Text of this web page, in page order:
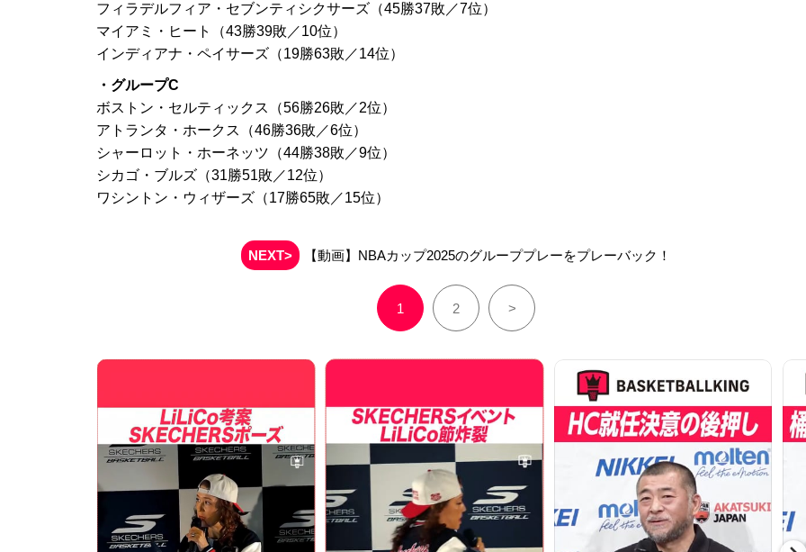
フィラデルフィア・セブンティシクサーズ（45勝37敗／7位）
マイアミ・ヒート（43勝39敗／10位）
インディアナ・ペイサーズ（19勝63敗／14位）
・グループC
ボストン・セルティックス（56勝26敗／2位）
アトランタ・ホークス（46勝36敗／6位）
シャーロット・ホーネッツ（44勝38敗／9位）
シカゴ・ブルズ（31勝51敗／12位）
ワシントン・ウィザーズ（17勝65敗／15位）
NEXT> 【動画】NBAカップ2025のグループプレーをプレーバック！
1 2 >